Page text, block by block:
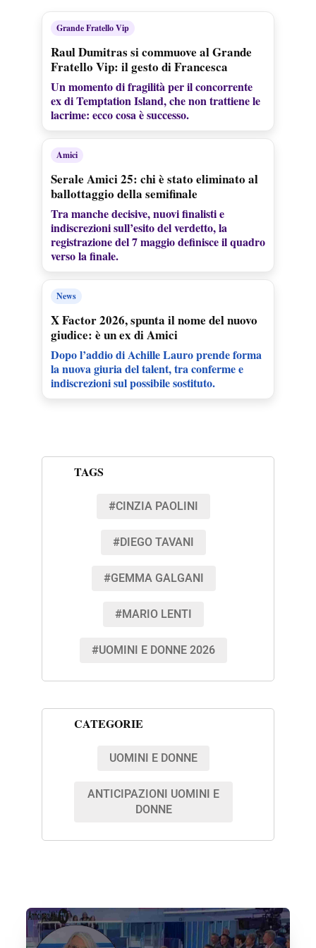
Grande Fratello Vip
Raul Dumitras si commuove al Grande
Fratello Vip: il gesto di Francesca
Un momento di fragilità per il concorrente
ex di Temptation Island, che non trattiene le
lacrime: ecco cosa è successo.
Amici
Serale Amici 25: chi è stato eliminato al
ballottaggio della semifinale
Tra manche decisive, nuovi finalisti e
indiscrezioni sull’esito del verdetto, la
registrazione del 7 maggio definisce il quadro
verso la finale.
News
X Factor 2026, spunta il nome del nuovo
giudice: è un ex di Amici
Dopo l’addio di Achille Lauro prende forma
la nuova giuria del talent, tra conferme e
indiscrezioni sul possibile sostituto.
TAGS
#CINZIA PAOLINI
#DIEGO TAVANI
#GEMMA GALGANI
#MARIO LENTI
#UOMINI E DONNE 2026
CATEGORIE
UOMINI E DONNE
ANTICIPAZIONI UOMINI E
DONNE